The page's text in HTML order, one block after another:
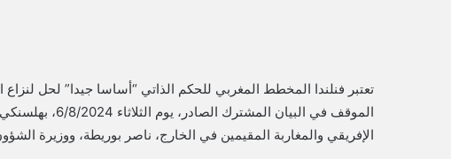
تعتبر فنلندا المخطط المغربي للحكم الذاتي “أساسا جيدا” لحل لنزاع
الموقف في البيان
الإفريقي والمغاربة المقيمين في الخارج، ناصر بوريطة، ووزيرة الشؤون